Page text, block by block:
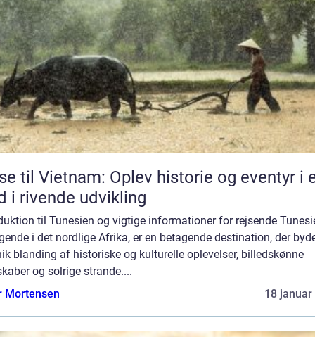
til Vietnam: Oplev historie og eventyr i
i rivende udvikling
til Tunesien og vigtige informationer for rejsende
i det nordlige Afrika, er en betagende destination, der
blanding af historiske og kulturelle oplevelser, billedskønne
og solrige strande....
Mortensen
18 januar